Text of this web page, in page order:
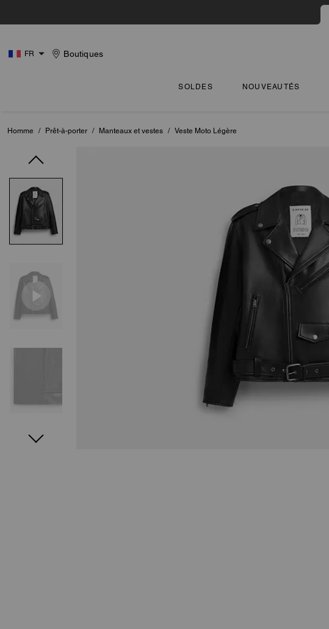
FR Boutiques
SOLDES NOUVEAUTÉS
Homme / Prêt-à-porter / Manteaux et vestes / Veste Moto Légère